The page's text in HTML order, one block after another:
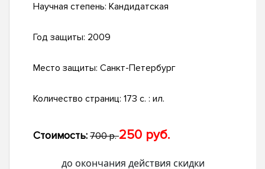
Научная степень: Кандидатская
Год защиты: 2009
Место защиты: Санкт-Петербург
Количество страниц: 173 с. : ил.
Стоимость: 700 р.250 руб.
до окончания действия скидки